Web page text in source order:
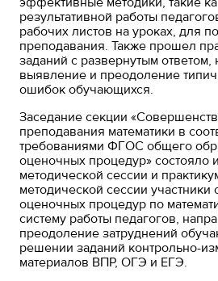
результативной работы
рабочих листов на уроках, для
преподавания. Также прошел
заданий с развернутым
выявление и преодоление
ошибок обучающихся.
Заседание секции
преподавания математики в
требованиями ФГОС общего
оценочных процедур» состояло
методической сессии и
методической сессии участники
оценочных процедур по
систему работы педагогов,
преодоление затруднений
решении заданий контрольно-
материалов ВПР, ОГЭ и ЕГЭ.